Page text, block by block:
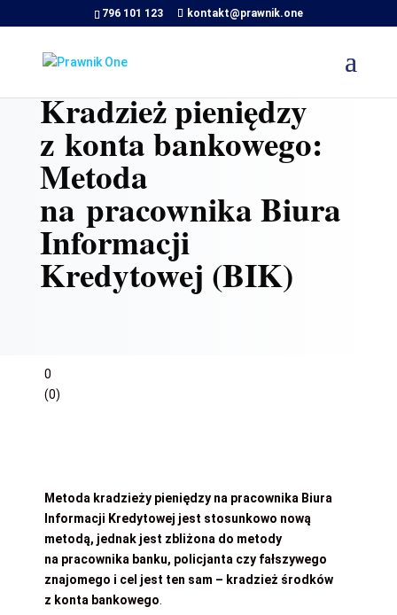
796 101 123 kontakt@prawnik.one
Kradzież pieniędzy
z konta bankowego:
Metoda
na pracownika Biura
Informacji
Kredytowej (BIK)
0
(0)
Metoda kradzieży pieniędzy na pracownika Biura
Informacji Kredytowej jest stosunkowo nową
metodą, jednak jest zbliżona do metody
na pracownika banku, policjanta czy fałszywego
znajomego i cel jest ten sam – kradzież środków
z konta bankowego